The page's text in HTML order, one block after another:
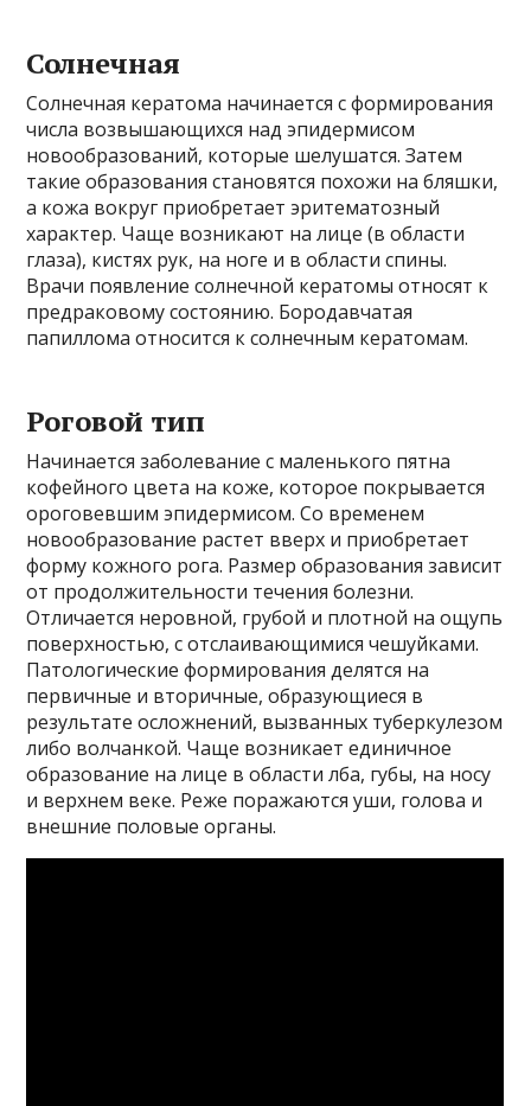
Солнечная
Солнечная кератома начинается с формирования
числа возвышающихся над эпидермисом
новообразований, которые шелушатся. Затем
такие образования становятся похожи на бляшки,
а кожа вокруг приобретает эритематозный
характер. Чаще возникают на лице (в области
глаза), кистях рук, на ноге и в области спины.
Врачи появление солнечной кератомы относят к
предраковому состоянию. Бородавчатая
папиллома относится к солнечным кератомам.
Роговой тип
Начинается заболевание с маленького пятна
кофейного цвета на коже, которое покрывается
ороговевшим эпидермисом. Со временем
новообразование растет вверх и приобретает
форму кожного рога. Размер образования зависит
от продолжительности течения болезни.
Отличается неровной, грубой и плотной на ощупь
поверхностью, с отслаивающимися чешуйками.
Патологические формирования делятся на
первичные и вторичные, образующиеся в
результате осложнений, вызванных туберкулезом
либо волчанкой. Чаще возникает единичное
образование на лице в области лба, губы, на носу
и верхнем веке. Реже поражаются уши, голова и
внешние половые органы.